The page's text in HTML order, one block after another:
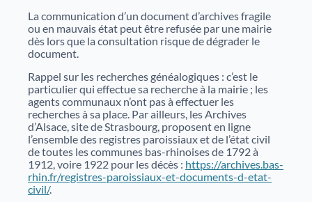
La communication d’un document d’archives fragile
ou en mauvais état peut être refusée par une mairie
dès lors que la consultation risque de dégrader le
document.
Rappel sur les recherches généalogiques : c’est le
particulier qui effectue sa recherche à la mairie ; les
agents communaux n’ont pas à effectuer les
recherches à sa place. Par ailleurs, les Archives
d’Alsace, site de Strasbourg, proposent en ligne
l’ensemble des registres paroissiaux et de l’état civil
de toutes les communes bas-rhinoises de 1792 à
1912, voire 1922 pour les décès : https://archives.bas-
rhin.fr/registres-paroissiaux-et-documents-d-etat-
civil/.
Justice Sites et bâtiments
Cadastre, enregistrement et notariat
Métiers et fonctions Culture et loisirs